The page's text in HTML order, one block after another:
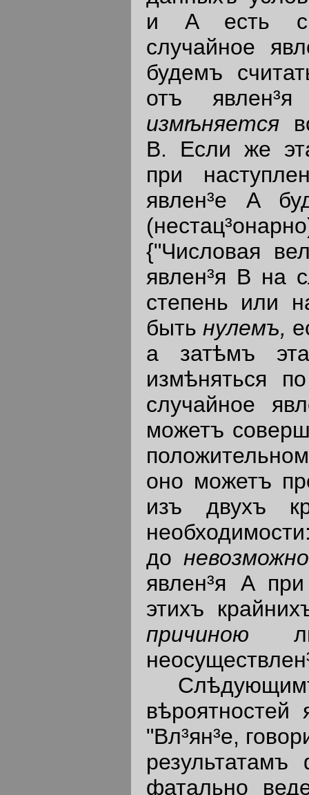
и A есть
случайное
будемъ
отъ
измѣняется
В. Если же
при
явлен³е A
{"Числовая
явлен³я В на
степень или
бытьнулемъ,
a затѣмъ
измѣняться
случайное
можетъ
оно можетъ
изъ двухъ
до
явлен³я A
этихъ
причиною
Слѣдующимъ
вѣроятностей
"Вл³ян³е,
фатально